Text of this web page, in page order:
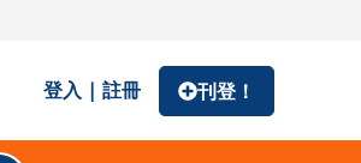
登入 | 註冊 刊登！